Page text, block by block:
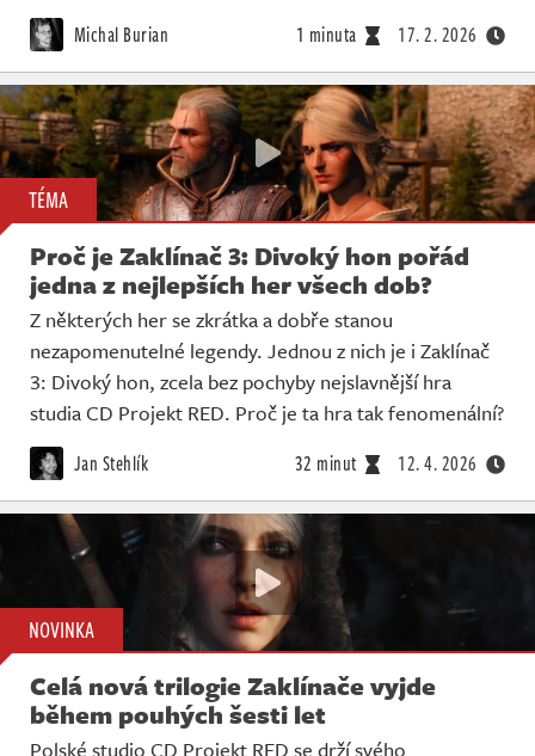
Michal Burian 1 minuta 17. 2. 2026
TÉMA
Proč je Zaklínač 3: Divoký hon pořád
jedna z nejlepších her všech dob?
Z některých her se zkrátka a dobře stanou
nezapomenutelné legendy. Jednou z nich je i Zaklínač
3: Divoký hon, zcela bez pochyby nejslavnější hra
studia CD Projekt RED. Proč je ta hra tak fenomenální?
Jan Stehlík 32 minut 12. 4. 2026
NOVINKA
Celá nová trilogie Zaklínače vyjde
během pouhých šesti let
Polské studio CD Projekt RED se drží svého